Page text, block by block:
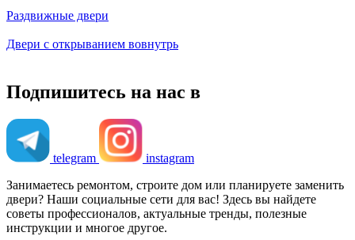
Раздвижные двери
Двери с открыванием вовнутрь
Подпишитесь на нас в
telegram
instagram
Занимаетесь ремонтом, строите дом или планируете заменить
двери? Наши социальные сети для вас! Здесь вы найдете
советы профессионалов, актуальные тренды, полезные
инструкции и многое другое.